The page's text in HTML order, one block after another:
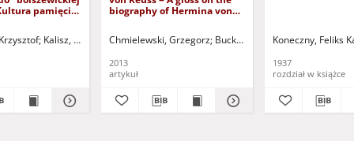
Jurewicz-Nowak, Magdalena - red. nauk. Kotlarska, Irmina - red. nauk.
pamięci
from
Memory
end of the
Kalisz, Paweł - red. Buck, Andrzej - red. Bartkowiak, Przemysław - red.
biography of Hermina von
Chmielewski, Grzegorz Buck, Andrzej - red. Kotlarek,
2013
artykuł
Koneczny, Feliks
1937
rozdział w książce